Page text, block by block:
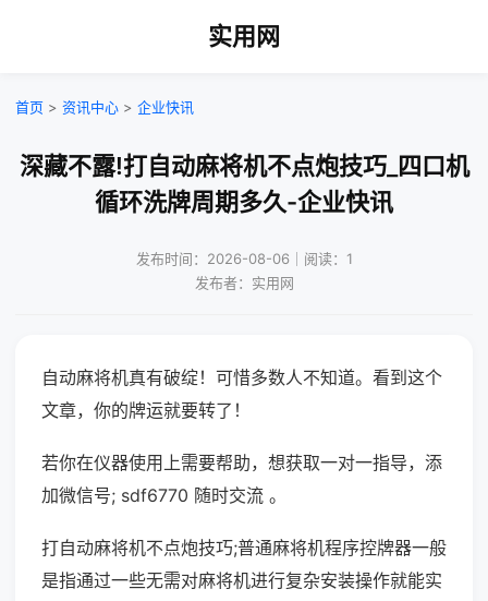
实用网
首页 > 资讯中心 > 企业快讯
深藏不露!打自动麻将机不点炮技巧_四口机
循环洗牌周期多久-企业快讯
发布时间：2026-08-06｜阅读：1
发布者：实用网
自动麻将机真有破绽！可惜多数人不知道。看到这个
文章，你的牌运就要转了！
若你在仪器使用上需要帮助，想获取一对一指导，添
加微信号; sdf6770 随时交流 。
打自动麻将机不点炮技巧;普通麻将机程序控牌器一般
是指通过一些无需对麻将机进行复杂安装操作就能实